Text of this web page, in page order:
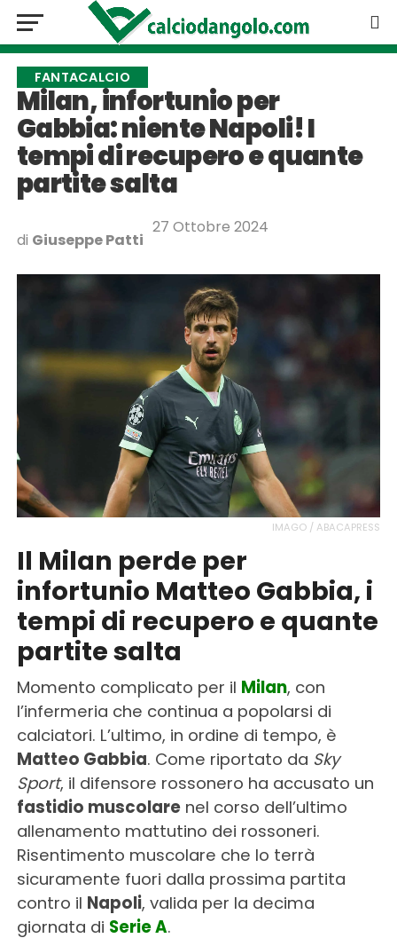
FANTACALCIO
Milan, infortunio per
Gabbia: niente Napoli! I
tempi di recupero e quante
partite salta
di Giuseppe Patti
27 Ottobre 2024
IMAGO / ABACAPRESS
Il Milan perde per
infortunio Matteo Gabbia, i
tempi di recupero e quante
partite salta
Momento complicato per il Milan, con
l’infermeria che continua a popolarsi di
calciatori. L’ultimo, in ordine di tempo, è
Matteo Gabbia. Come riportato da Sky
Sport, il difensore rossonero ha accusato un
fastidio muscolarenel corso dell’ultimo
allenamento mattutino dei rossoneri.
Risentimento muscolare che lo terrà
sicuramente fuori dalla prossima partita
contro il Napoli, valida per la decima
giornata di Serie A.